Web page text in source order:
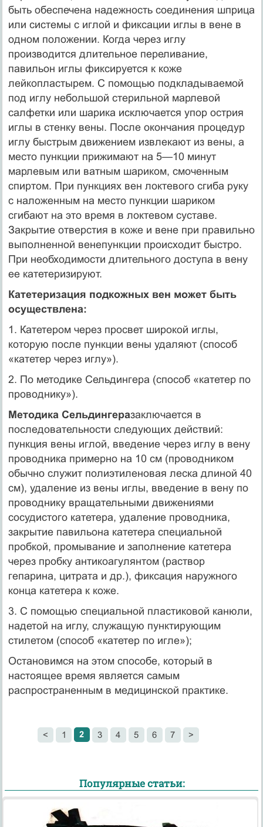
быть обеспечена надежность соединения шпри­ца
или системы с иглой и фиксации иглы в вене в
одном положении. Когда через иглу
производится длительное переливание,
павильон иглы фиксируется к коже
лейкопластырем. С помощью подкладываемой
под иглу небольшой стерильной марлевой
салфетки или шарика исключается упор острия
иглы в стенку вены. После окончания процедур
иглу быстрым движением извлекают из вены, а
место пункции прижимают на 5—10 минут
марлевым или ватным шариком, смоченным
спиртом. При пункциях вен локтевого сгиба руку
с наложенным на место пункции шариком
сгибают на это время в локтевом суставе.
Закрытие отверстия в коже и вене при правильно
выполненной венепункции происходит быстро.
При необходимости длительного доступа в вену
ее катетери­зируют.
Катетеризация подкожных вен может быть
осуществлена:
1. Катетером через просвет широкой иглы,
которую после пункции вены удаляют (способ
«катетер через иглу»).
2. По методике Сельдингера (способ «катетер по
проводнику»).
Методика Сельдингеразаключается в
последовательности следую­щих действий:
пункция вены иглой, введение через иглу в вену
провод­ника примерно на 10 см (проводником
обычно служит полиэтиленовая леска длиной 40
см), удаление из вены иглы, введение в вену по
проводнику вращательными движениями
сосудистого катетера, удале­ние проводника,
закрытие павильона катетера специальной
пробкой, промывание и заполнение катетера
через пробку антикоагулянтом (рас­твор
гепарина, цитрата и др.), фиксация наружного
конца катетера к коже.
3. С помощью специальной пластиковой канюли,
надетой на иглу, служащую пунктирующим
стилетом (способ «катетер по игле»);
Остановимся на этом способе, который в
настоящее время является самым
распространенным в медицинской практике.
< 1 2 3 4 5 6 7 >
Популярные статьи: